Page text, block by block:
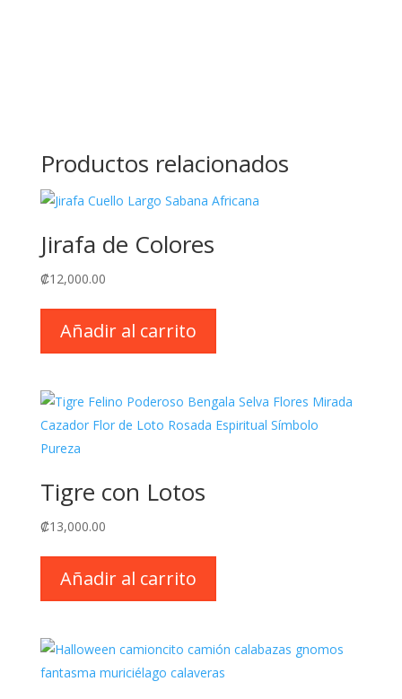
Productos relacionados
Jirafa de Colores
₡12,000.00
Añadir al carrito
Tigre con Lotos
₡13,000.00
Añadir al carrito